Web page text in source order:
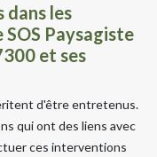
dans les
Paysagiste
et ses
d'être entretenus.
qui ont des liens avec
ces interventions